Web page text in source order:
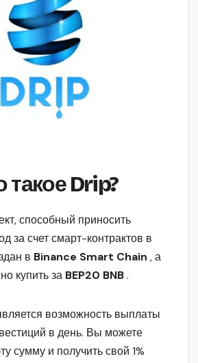
такое Drip?
способный приносить
за счет смарт-контрактов в
в Binance Smart Chain , а
купить за BEP20 BNB.
возможность выплаты
в день. Вы можете
сумму и получить свой 1%